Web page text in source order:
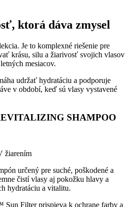
ktorá dáva zmysel
Je to komplexné riešenie pre
krásu, silu a žiarivosť svojich vlasov
mesiacov.
udržať hydratáciu a podporuje
v období, keď sú vlasy vystavené
SHAMPOO
žiarením
určený pre suché, poškodené a
čistí vlasy aj pokožku hlavy a
hydratáciu a vitalitu.
Sun Filter prispieva k ochrane farby a